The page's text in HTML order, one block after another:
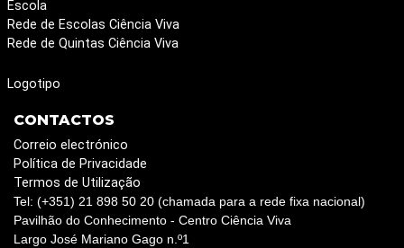
Escola
Rede de Escolas Ciência Viva
Rede de Quintas Ciência Viva
Logotipo
CONTACTOS
Correio electrónico
Política de Privacidade
Termos de Utilização
Tel: (+351) 21 898 50 20 (chamada para a rede fixa nacional)
Pavilhão do Conhecimento - Centro Ciência Viva
Largo José Mariano Gago n.º1